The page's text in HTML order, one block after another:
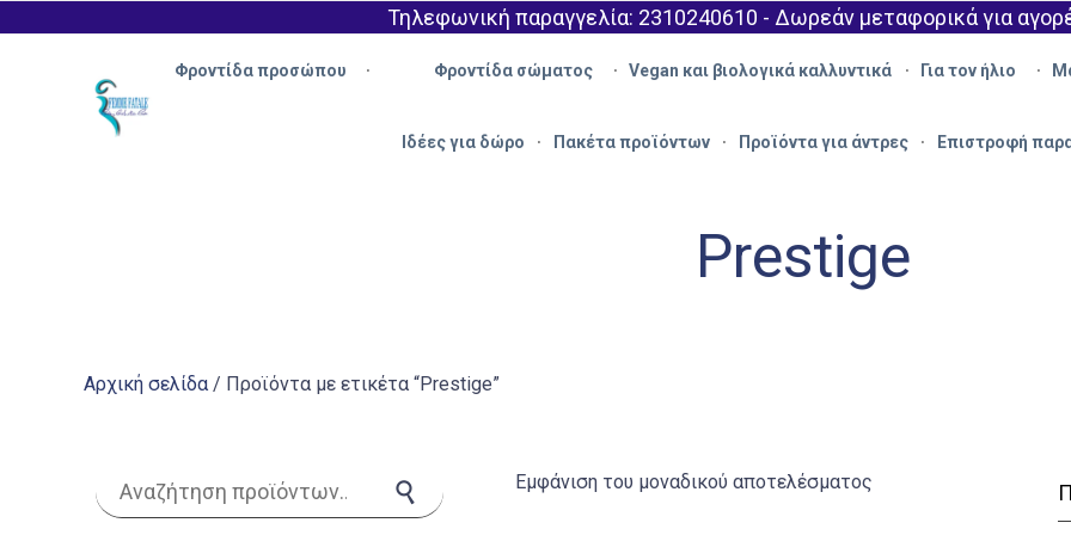
Τηλεφωνική παραγγελία: 2310240610 - Δωρεάν μεταφορικά για
Φροντίδα προσώπου Φροντίδα σώματος Vegan και βιολογικά καλλυντικά Για τον ήλιο
Ιδέες για δώρο Πακέτα προϊόντων Προϊόντα για άντρες Επιστροφή
Prestige
Αρχική σελίδα / Προϊόντα με ετικέτα “Prestige”
Εμφάνιση του μοναδικού αποτελέσματος
Αναζήτηση